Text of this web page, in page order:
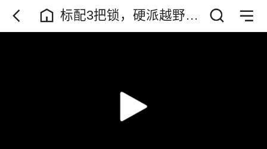
标配3把锁，硬派越野新
选手，广汽传祺越7申报